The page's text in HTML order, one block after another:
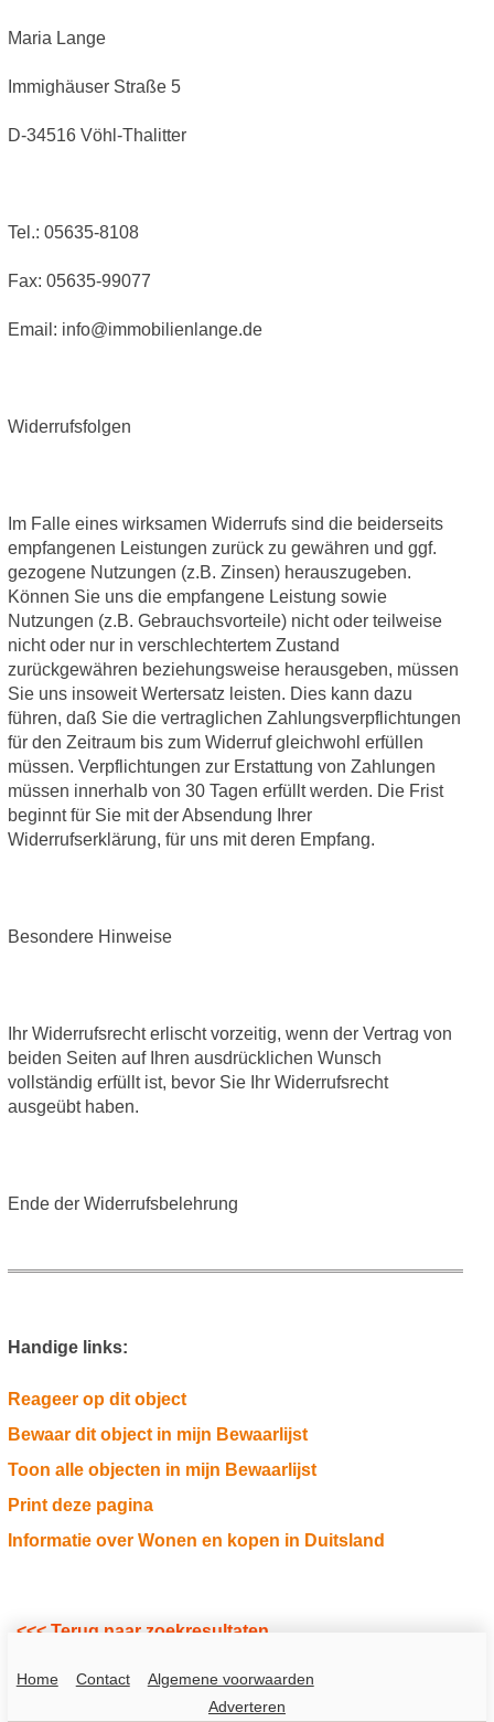
Maria Lange
Immighäuser Straße 5
D-34516 Vöhl-Thalitter
Tel.: 05635-8108
Fax: 05635-99077
Email: info@immobilienlange.de
Widerrufsfolgen
Im Falle eines wirksamen Widerrufs sind die beiderseits
empfangenen Leistungen zurück zu gewähren und ggf.
gezogene Nutzungen (z.B. Zinsen) herauszugeben.
Können Sie uns die empfangene Leistung sowie
Nutzungen (z.B. Gebrauchsvorteile) nicht oder teilweise
nicht oder nur in verschlechtertem Zustand
zurückgewähren beziehungsweise herausgeben, müssen
Sie uns insoweit Wertersatz leisten. Dies kann dazu
führen, daß Sie die vertraglichen Zahlungsverpflichtungen
für den Zeitraum bis zum Widerruf gleichwohl erfüllen
müssen. Verpflichtungen zur Erstattung von Zahlungen
müssen innerhalb von 30 Tagen erfüllt werden. Die Frist
beginnt für Sie mit der Absendung Ihrer
Widerrufserklärung, für uns mit deren Empfang.
Besondere Hinweise
Ihr Widerrufsrecht erlischt vorzeitig, wenn der Vertrag von
beiden Seiten auf Ihren ausdrücklichen Wunsch
vollständig erfüllt ist, bevor Sie Ihr Widerrufsrecht
ausgeübt haben.
Ende der Widerrufsbelehrung
Handige links:
Reageer op dit object
Bewaar dit object in mijn Bewaarlijst
Toon alle objecten in mijn Bewaarlijst
Print deze pagina
Informatie over Wonen en kopen in Duitsland
<<< Terug naar zoekresultaten
Home Contact
Algemene voorwaarden
Adverteren